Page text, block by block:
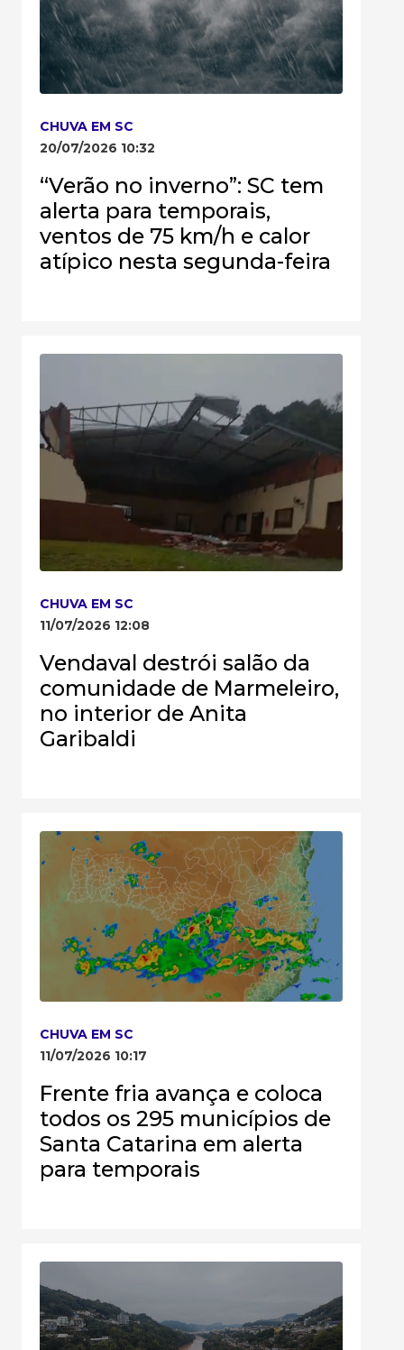
CHUVA EM SC
20/07/2026 10:32
“Verão no inverno”: SC tem
alerta para temporais,
ventos de 75 km/h e calor
atípico nesta segunda-feira
CHUVA EM SC
11/07/2026 12:08
Vendaval destrói salão da
comunidade de Marmeleiro,
no interior de Anita
Garibaldi
CHUVA EM SC
11/07/2026 10:17
Frente fria avança e coloca
todos os 295 municípios de
Santa Catarina em alerta
para temporais